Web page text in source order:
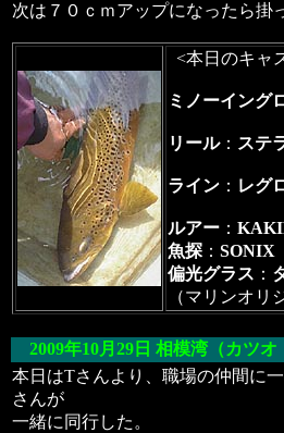
次は７０ｃｍアップになったら掛
<本日のキャ
ミノーイング
リール： ステ
ライン ： レグ
ルアー ：
魚探 ： SONIX
偏光グラス ：
（マリンオリ
2009年10月29日 相模湾 （カツオ
本日はTさんより、職場の仲間に
さんが
一緒に同行した。